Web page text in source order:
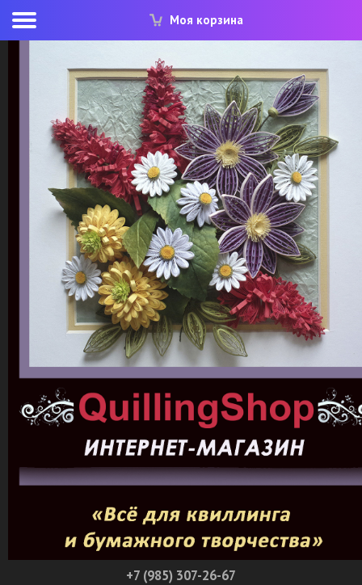
Моя корзина
+7 (985) 307-26-67